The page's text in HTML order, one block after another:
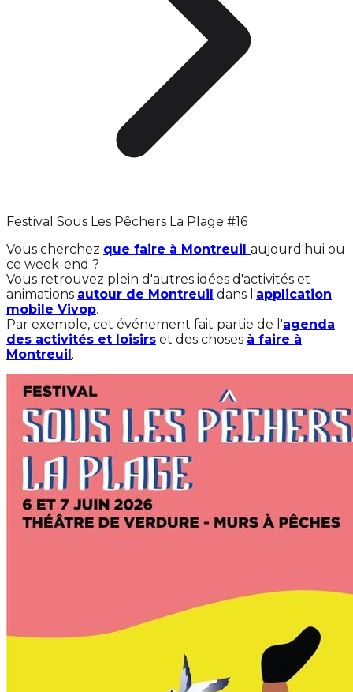
Festival Sous Les Pêchers La Plage #16
Vous cherchez que faire à Montreuil aujourd'hui ou
ce week-end ?
Vous retrouvez plein d'autres idées d'activités et
animations autour de Montreuil dans l'application
mobile Vivop.
Par exemple, cet événement fait partie de l'agenda
des activités et loisirs et des choses à faire à
Montreuil.